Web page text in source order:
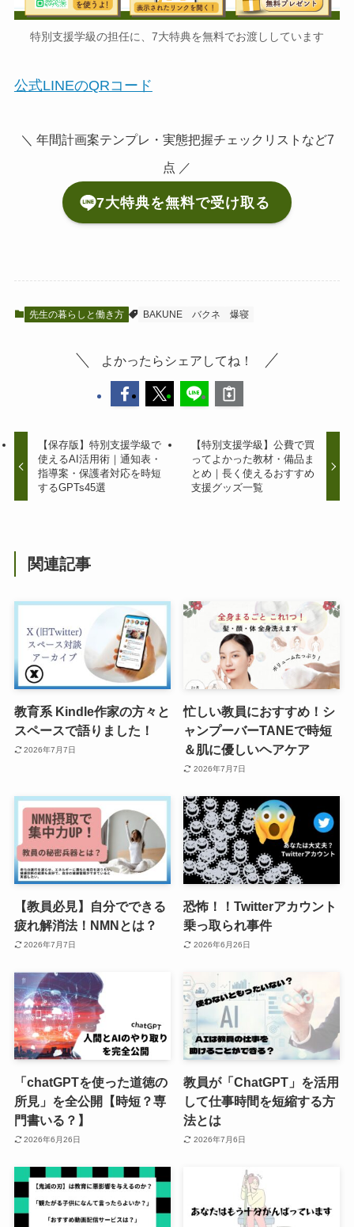
特別支援学級の担任に、7大特典を無料でお渡ししています
公式LINEのQRコード
＼ 年間計画案テンプレ・実態把握チェックリストなど7
点 ／
7大特典を無料で受け取る
先生の暮らしと働き方 BAKUNE バクネ 爆寝
よかったらシェアしてね！
【保存版】特別支援学級で
使えるAI活用術｜通知表・
指導案・保護者対応を時短
するGPTs45選
【特別支援学級】公費で買
ってよかった教材・備品ま
とめ｜長く使えるおすすめ
支援グッズ一覧
関連記事
教育系 Kindle作家の方々と
スペースで語りました！
2026年7月7日
忙しい教員におすすめ！シ
ャンプーバーTANEで時短
＆肌に優しいヘアケア
2026年7月7日
【教員必見】自分でできる
疲れ解消法！NMNとは？
2026年7月7日
恐怖！！Twitterアカウント
乗っ取られ事件
2026年6月26日
「chatGPTを使った道徳の
所見」を全公開【時短？専
門書いる？】
2026年6月26日
教員が「ChatGPT」を活用
して仕事時間を短縮する方
法とは
2026年7月6日